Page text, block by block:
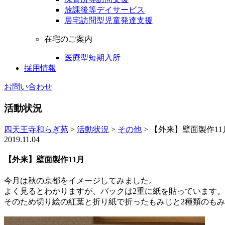
放課後等デイサービス
居宅訪問型児童発達支援
在宅のご案内
医療型短期入所
採用情報
お問い合わせ
活動状況
四天王寺和らぎ苑 > 活動状況 > その他 >
【外来】壁面製作11
2019.11.04
【外来】壁面製作11月
今月は秋の京都をイメージしてみました。
よく見るとわかりますが、バックは2重に紙を貼っています。
そのため切り絵の紅葉と折り紙で折ったもみじと2種類のもみ